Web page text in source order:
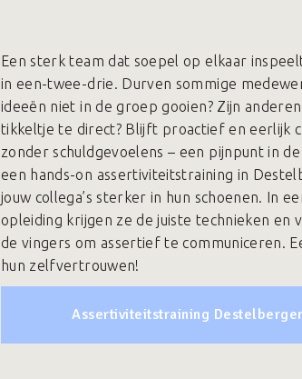
Een sterk team dat soepel op elkaar
in een-twee-drie. Durven sommige
ideeën niet in de groep gooien? Zijn
tikkeltje te direct? Blijft proactief en eerlijk
zonder schuldgevoelens – een pijnpunt in
een hands-on assertiviteitstraining in
jouw collega’s sterker in hun schoenen. In
opleiding krijgen ze de juiste technieken en
de vingers om assertief te communiceren.
hun zelfvertrouwen!
Assertiviteitstraining